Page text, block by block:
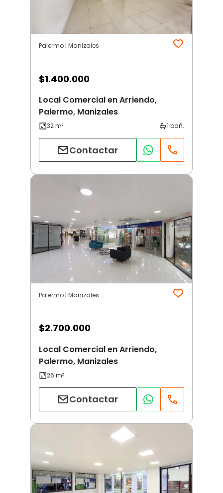
Palermo | Manizales
$1.400.000
Local Comercial en Arriendo,
Palermo, Manizales
Contactar
Palermo | Manizales
$2.700.000
Local Comercial en Arriendo,
Palermo, Manizales
Contactar